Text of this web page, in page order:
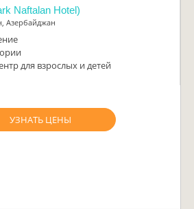
Naftalan Hotel)
Азербайджан
для взрослых и детей
УЗНАТЬ ЦЕНЫ